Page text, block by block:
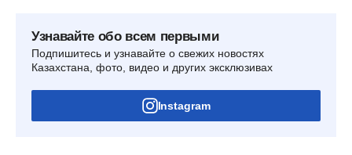
Узнавайте обо всем первыми
Подпишитесь и узнавайте о свежих новостях
Казахстана, фото, видео и других эксклюзивах
Instagram